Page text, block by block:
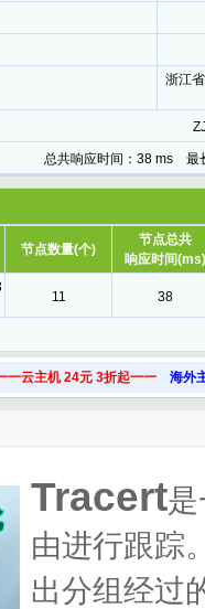
浙江
总共响应时间：38 ms
节点数量(个)
节点总共
响应时间(ms)
11 38
一云主机 24元 3折起一一 海外
Tracert
由进行跟踪
出分组经过